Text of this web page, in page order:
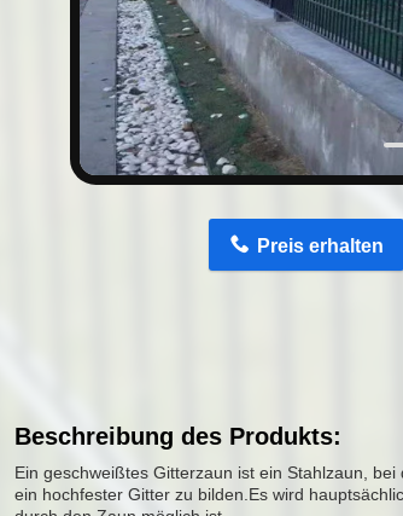
Preis erhalten
Beschreibung des Produkts:
Ein geschweißtes Gitterzaun ist ein Stahlzaun,
ein hochfester Gitter zu bilden.Es wird